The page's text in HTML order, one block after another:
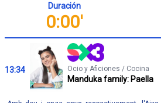
Duración
0:00'
13:34 Ocio y Aficiones / Cocina
Manduka family: Paella